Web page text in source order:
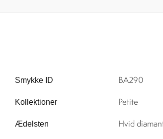
Smykke ID BA290
Kollektioner Petite
Ædelsten Hvid